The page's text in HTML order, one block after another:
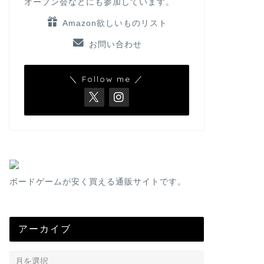
オープン会などにも参加しています。
Amazon欲しいものリスト
お問い合わせ
＼ Follow me ／
ボードゲームが安く買える通販サイトです。
アーカイブ